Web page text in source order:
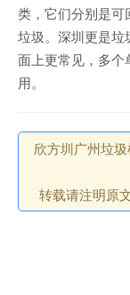
类，它们分别是
垃圾。深圳更是
面上更常见，多个
用。
欣方圳广州垃
转载请注明原